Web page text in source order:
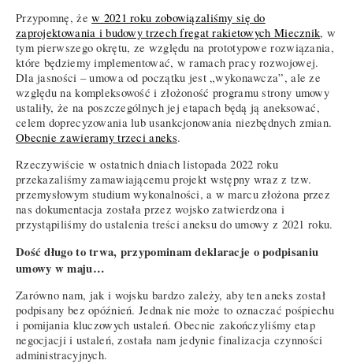
Przypomnę, żew 2021 roku zobowiązaliśmy się do
zaprojektowania i budowy trzech fregat rakietowych Miecznik, w
tym pierwszego okrętu, ze względu na prototypowe rozwiązania,
które będziemy implementować, w ramach pracy rozwojowej.
Dla jasności – umowa od początku jest „wykonawcza”, ale ze
względu na kompleksowość i złożoność programu strony umowy
ustaliły, że na poszczególnych jej etapach będą ją aneksować,
celem doprecyzowania lub usankcjonowania niezbędnych zmian.
Obecnie zawieramy trzeci aneks.
Rzeczywiście w ostatnich dniach listopada 2022 roku
przekazaliśmy zamawiającemu projekt wstępny wraz z tzw.
przemysłowym studium wykonalności, a w marcu złożona przez
nas dokumentacja została przez wojsko zatwierdzona i
przystąpiliśmy do ustalenia treści aneksu do umowy z 2021 roku.
Dość długo to trwa, przypominam deklaracje o podpisaniu
umowy w maju…
Zarówno nam, jak i wojsku bardzo zależy, aby ten aneks został
podpisany bez opóźnień. Jednak nie może to oznaczać pośpiechu
i pomijania kluczowych ustaleń. Obecnie zakończyliśmy etap
negocjacji i ustaleń, została nam jedynie finalizacja czynności
administracyjnych.